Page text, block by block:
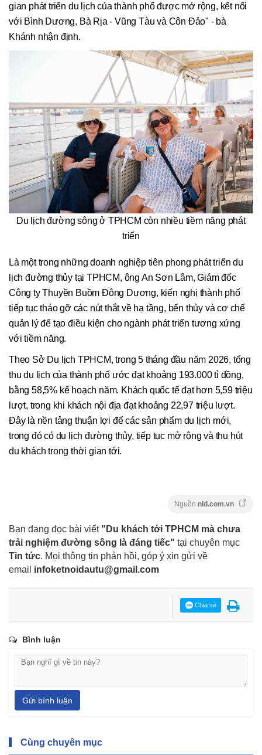
gian phát triển du lịch của thành phố được mở rộng, kết nối
với Bình Dương, Bà Rịa - Vũng Tàu và Côn Đảo" - bà
Khánh nhận định.
Du lịch đường sông ở TPHCM còn nhiều tiềm năng phát
triển
Là một trong những doanh nghiệp tiên phong phát triển du
lịch đường thủy tại TPHCM, ông An Sơn Lâm, Giám đốc
Công ty Thuyền Buồm Đông Dương, kiến nghị thành phố
tiếp tục tháo gỡ các nút thắt về hạ tầng, bến thủy và cơ chế
quản lý để tạo điều kiện cho ngành phát triển tương xứng
với tiềm năng.
Theo Sở Du lịch TPHCM, trong 5 tháng đầu năm 2026, tổng
thu du lịch của thành phố ước đạt khoảng 193.000 tỉ đồng,
bằng 58,5% kế hoạch năm. Khách quốc tế đạt hơn 5,59 triệu
lượt, trong khi khách nội địa đạt khoảng 22,97 triệu lượt.
Đây là nền tảng thuận lợi để các sản phẩm du lịch mới,
trong đó có du lịch đường thủy, tiếp tục mở rộng và thu hút
du khách trong thời gian tới.
Nguồn nld.com.vn
Bạn đang đọc bài viết "Du khách tới TPHCM mà chưa
trải nghiệm đường sông là đáng tiếc" tại chuyên mục
Tin tức. Mọi thông tin phản hồi, góp ý xin gửi về
email infoketnoidautu@gmail.com
Chia sẻ
Bình luận
Gửi bình luận
Cùng chuyên mục